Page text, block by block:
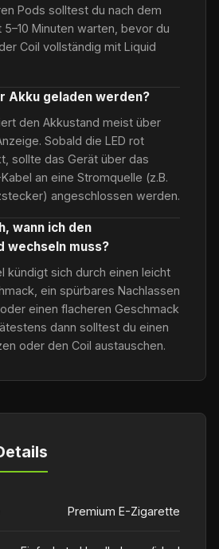
Pods solltest du nach dem
Minuten warten, bevor du
Coil vollständig mit Liquid
Akku geladen werden?
den Akkustand meist über
Sobald die LED rot
sollte das Gerät über das
an eine Stromquelle (z.B.
angeschlossen werden.
wann ich den
wechseln muss?
kündigt sich durch einen leicht
ein spürbares Nachlassen
einen flacheren Geschmack
dann solltest du einen
oder den Coil austauschen.
Premium E-Zigarette